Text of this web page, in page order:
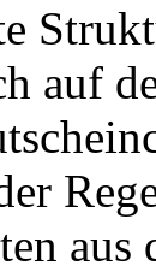
auf
aus